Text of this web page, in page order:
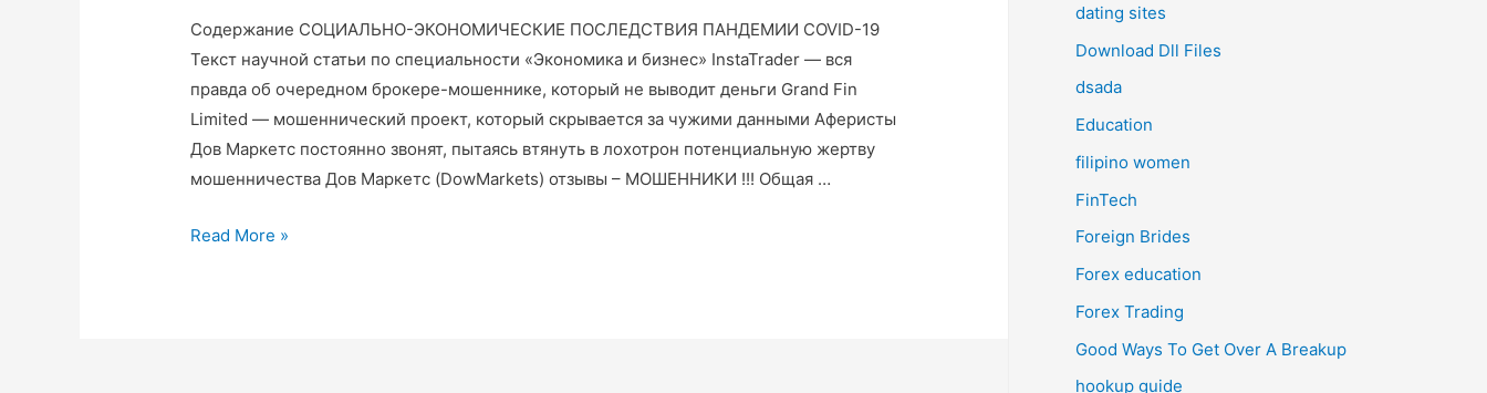
Содержание СОЦИАЛЬНО-ЭКОНОМИЧЕСКИЕ ПОСЛЕДСТВИЯ ПАНДЕМИИ COVID-19
Текст научной статьи по специальности «Экономика и бизнес» InstaTrader — вся
правда об очередном брокере-мошеннике, который не выводит деньги Grand Fin
Limited — мошеннический проект, который скрывается за чужими данными Аферисты
Дов Маркетс постоянно звонят, пытаясь втянуть в лохотрон потенциальную жертву
мошенничества Дов Маркетс (DowMarkets) отзывы – МОШЕННИКИ !!! Общая …
Read More »
dating sites
Download Dll Files
dsada
Education
filipino women
FinTech
Foreign Brides
Forex education
Forex Trading
Good Ways To Get Over A Breakup
hookup guide